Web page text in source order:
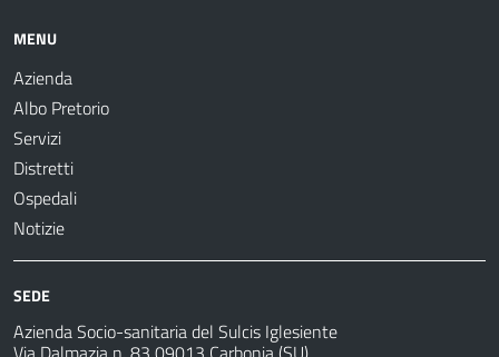
MENU
Azienda
Albo Pretorio
Servizi
Distretti
Ospedali
Notizie
SEDE
Azienda Socio-sanitaria del Sulcis Iglesiente